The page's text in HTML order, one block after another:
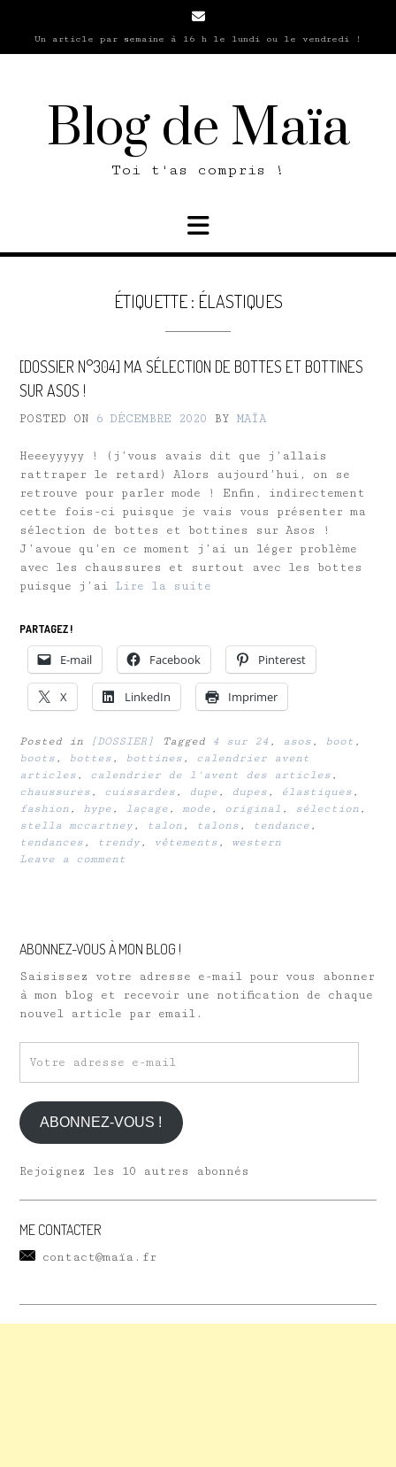
contentUn article par semaine à 16 h le lundi ou le vendredi !
Blog de Maïa
Toi t'as compris !
ÉTIQUETTE : ÉLASTIQUES
[DOSSIER N°304] MA SÉLECTION DE BOTTES ET BOTTINES
SUR ASOS !
POSTED ON 6 DÉCEMBRE 2020 BY MAÏA
Heeeyyyyy ! (j’vous avais dit que j’allais
rattraper le retard) Alors aujourd’hui, on se
retrouve pour parler mode ! Enfin, indirectement
cette fois-ci puisque je vais vous présenter ma
sélection de bottes et bottines sur Asos !
J’avoue qu’en ce moment j’ai un léger problème
avec les chaussures et surtout avec les bottes
puisque j’ai Lire la suite
PARTAGEZ !
E-mail Facebook Pinterest
X LinkedIn Imprimer
Posted in [DOSSIER] Tagged 4 sur 24 , asos , boot ,
boots , bottes , bottines ,
calendrier avent
articles , calendrier de l'avent des articles ,
chaussures , cuissardes , dupe , dupes , élastiques ,
fashion , hype , laçage , mode , original , sélection ,
stella mccartney , talon , talons , tendance ,
tendances , trendy , vêtements , western
Leave a comment
ABONNEZ-VOUS À MON BLOG !
Saisissez votre adresse e-mail pour vous abonner
à mon blog et recevoir une notification de chaque
nouvel article par email.
adresse
e-
mail
ABONNEZ-VOUS !
Rejoignez les 10 autres abonnés
ME CONTACTER
contact@maïa.fr